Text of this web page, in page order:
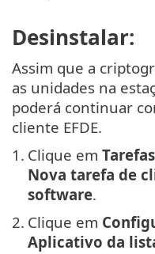
Desinstalar:
Assim que a
as unidades na
poderá continuar
cliente EFDE.
1. Clique em Tarefas
Nova tarefa de
software.
2. Clique em
Aplicativo da